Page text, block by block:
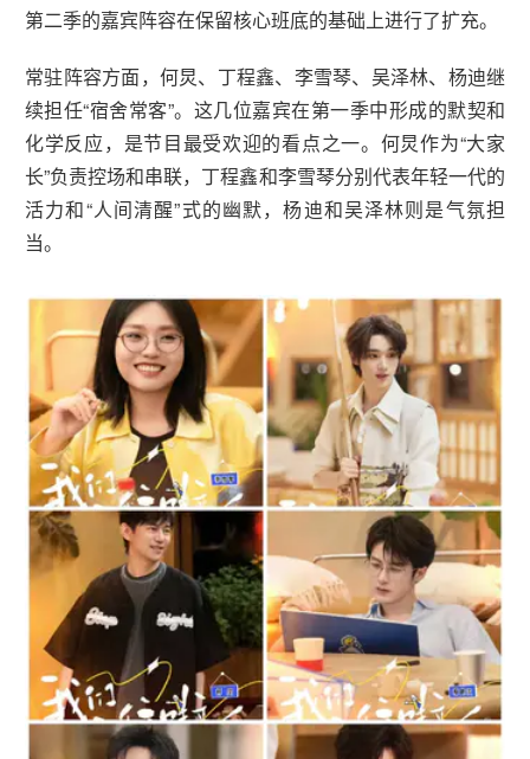
第二季的嘉宾阵容在保留核心班底的基础上进行了扩充。
常驻阵容方面，何炅、丁程鑫、李雪琴、吴泽林、杨迪继
续担任“宿舍常客”。这几位嘉宾在第一季中形成的默契和
化学反应，是节目最受欢迎的看点之一。何炅作为“大家
长”负责控场和串联，丁程鑫和李雪琴分别代表年轻一代的
活力和“人间清醒”式的幽默，杨迪和吴泽林则是气氛担
当。